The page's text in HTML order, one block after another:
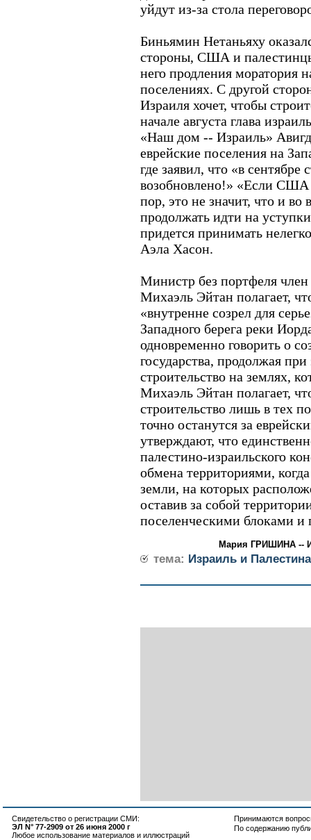
уйдут из-за стола
Биньямин Нетаньяху
стороны, США и
него продления моратория
поселениях. С другой
Израиля хочет, чтобы
начале августа глава
«Наш дом -- Израиль»
еврейские поселения на
где заявил, что «в сентябре
возобновлено!» «Если
пор, это не значит, что и во
продолжать идти на
придется принимать
Аэла Хасон.
Министр без портфеля
Михаэль Эйтан полагает,
«внутренне созрел для
Западного берега реки
одновременно говорить о
государства, продолжая
строительство на землях,
Михаэль Эйтан полагает,
строительство лишь в тех
точно останутся за
утверждают, что
палестино-израильского
обмена территориями,
земли, на которых
оставив за собой
поселенческими блоками и
Мария ГРИШИНА --
тема: Израиль и Палестина
Свидетельство о регистрации СМИ:
ЭЛ N° 77-2909 от 26 июня 2000 г
Любое использование материалов и иллюстраций
Принимаются
По содержанию